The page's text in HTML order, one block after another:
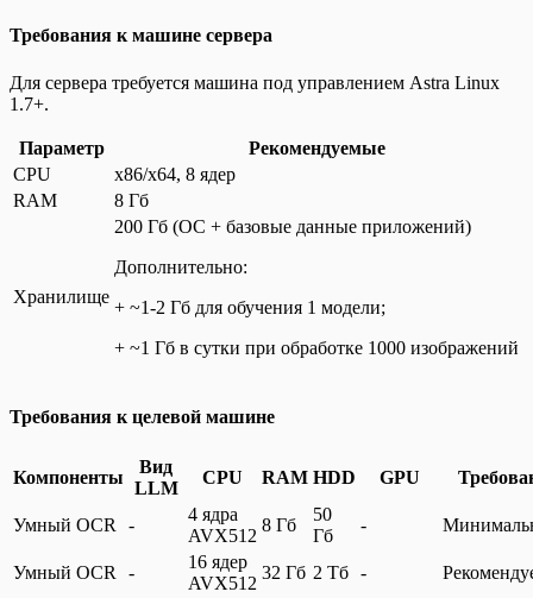
Требования к машине сервера
Для сервера требуется машина под управлением Astra Linux
1.7+.
Параметр
Рекомендуемые
CPU
x86/x64, 8 ядер
RAM
8 Гб
Хранилище
200 Гб (ОС + базовые данные приложений)
Дополнительно:
+ ~1-2 Гб для обучения 1 модели;
+ ~1 Гб в сутки при обработке 1000 изображений
Требования к целевой машине
Компоненты
Вид
LLM
CPU RAM HDD GPU
Умный OCR -
4 ядра
AVX512
8 Гб
50
Гб
-
Умный OCR -
16 ядер
AVX512
32 Гб 2 Тб -